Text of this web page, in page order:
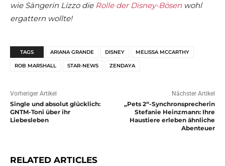
wie Sängerin Lizzo die Rolle der Disney-Bösen wohl
ergattern wollte!
TAGS ARIANA GRANDE DISNEY MELISSA MCCARTHY
ROB MARSHALL STAR-NEWS ZENDAYA
Vorheriger Artikel
Single und absolut glücklich:
GNTM-Toni über ihr
Liebesleben
Nächster Artikel
„Pets 2“-Synchronsprecherin
Stefanie Heinzmann: Ihre
Haustiere erleben ähnliche
Abenteuer
RELATED ARTICLES